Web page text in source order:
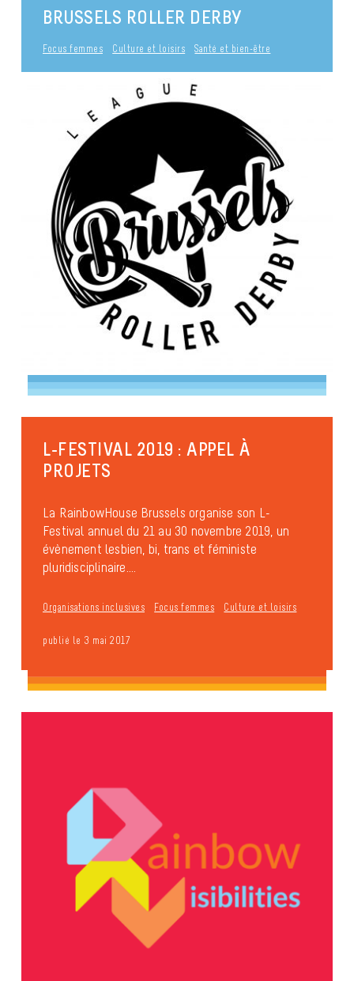
BRUSSELS ROLLER DERBY
Focus femmes Culture et loisirs Santé et bien-être
L-FESTIVAL 2019 : APPEL À
PROJETS
La RainbowHouse Brussels organise son L-
Festival annuel du 21 au 30 novembre 2019, un
évènement lesbien, bi, trans et féministe
pluridisciplinaire....
Organisations inclusives Focus femmes Culture et loisirs
publié le 3 mai 2017